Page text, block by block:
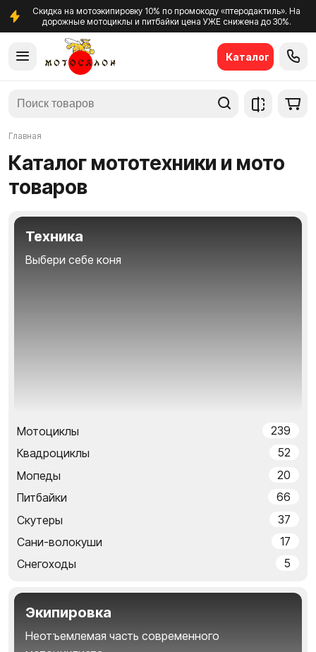
Скидка на мотоэкипировку 10% по промокоду «птеродактиль». На
дорожные мотоциклы и питбайки цена УЖЕ снижена до 30%.
Каталог
Главная
Каталог мототехники и мото
товаров
Техника
Выбери себе коня
Мотоциклы
239
Квадроциклы
52
Мопеды
20
Питбайки
66
Скутеры
37
Сани-волокуши
17
Снегоходы
5
Экипировка
Неотъемлемая часть современного